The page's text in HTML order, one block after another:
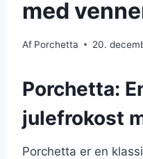
med
Af Porchetta 20.
Porchetta:
julefrokost
Porchetta er en